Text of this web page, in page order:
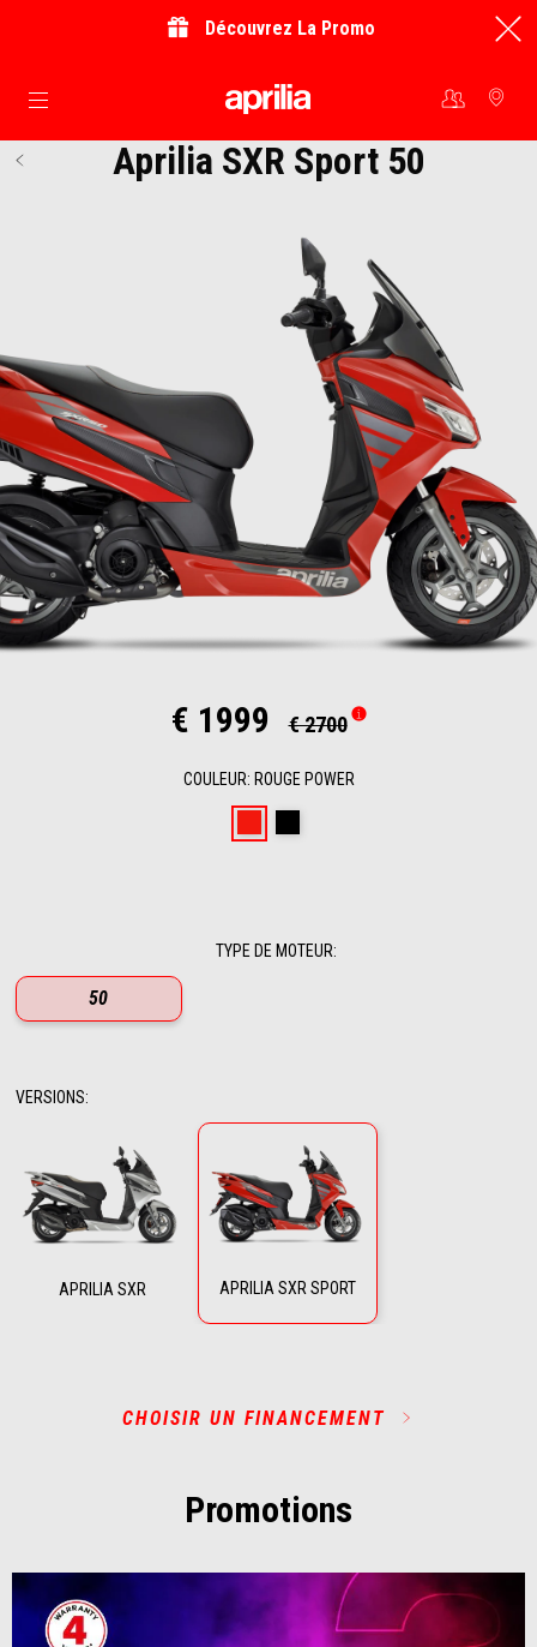
Découvrez La Promo
Aller au contenu principal
Aprilia SXR Sport 50
€ 1999 € 2700
COULEUR: ROUGE POWER
TYPE DE MOTEUR:
50
VERSIONS:
APRILIA SXR APRILIA SXR SPORT
CHOISIR UN FINANCEMENT
Promotions